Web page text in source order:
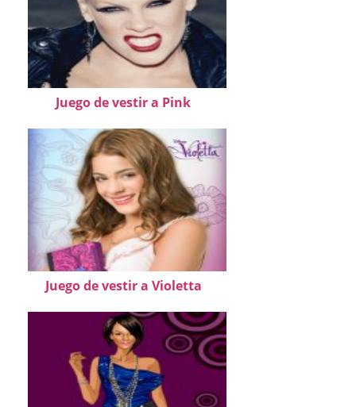
Juego de vestir a Pink
Juego de vestir a Violetta